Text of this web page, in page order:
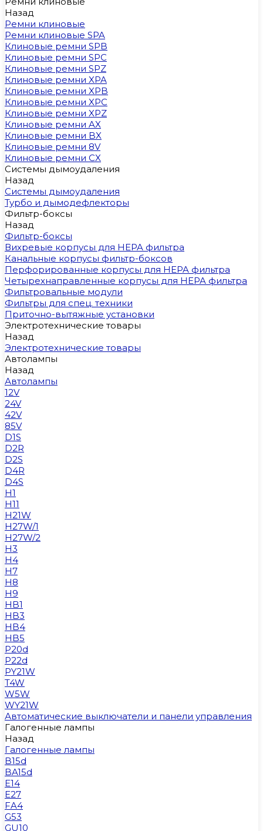
Назад
Ремни клиновые
Ремни клиновые SPA
Клиновые ремни SPB
Клиновые ремни SPC
Клиновые ремни SPZ
Клиновые ремни XPA
Клиновые ремни XPB
Клиновые ремни XPC
Клиновые ремни XPZ
Клиновые ремни AX
Клиновые ремни BX
Клиновые ремни 8V
Клиновые ремни CX
Системы дымоудаления
Назад
Системы дымоудаления
Турбо и дымодефлекторы
Фильтр-боксы
Назад
Фильтр-боксы
Вихревые корпусы для HEPA фильтра
Канальные корпусы фильтр-боксов
Перфорированные корпусы для HEPA фильтра
Четырехнаправленные корпусы для HEPA фильтра
Фильтровальные модули
Фильтры для спец. техники
Приточно-вытяжные установки
Электротехнические товары
Назад
Электротехнические товары
Автолампы
Назад
Автолампы
12V
24V
42V
85V
D1S
D2R
D2S
D4R
D4S
H1
H11
H21W
H27W/1
H27W/2
H3
H4
H7
H8
H9
HB1
HB3
HB4
HB5
P20d
P22d
PY21W
T4W
W5W
WY21W
Автоматические выключатели и панели управления
Галогенные лампы
Назад
Галогенные лампы
B15d
BA15d
E14
E27
FA4
G53
GU10